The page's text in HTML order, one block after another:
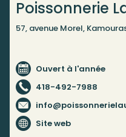
Poissonnerie
57, avenue Morel,
Ouvert à l'année
418-492-7988
Site web